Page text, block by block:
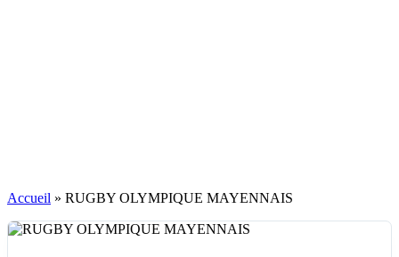
Accueil » RUGBY OLYMPIQUE MAYENNAIS